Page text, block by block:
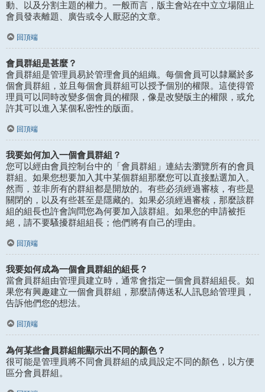
動、以及分割主題的權力。一般而言，版主會站在中立立場阻止
會員發表離題、廣告或令人厭惡的文章。
回頂端
會員群組是甚麼？
會員群組是管理員易於管理會員的組織。每個會員可以隸屬於多
個會員群組，並且每個會員群組可以授予個別的權限。這使得管
理員可以同時改變多個會員的權限，像是改變版主的權限，或允
許其可以進入某個私密性的版面。
回頂端
我要如何加入一個會員群組？
您可以經由會員控制台中的「會員群組」連結去瀏覽所有的會員
群組。如果您想要加入其中某個群組那麼您可以直接點選加入。
然而，並非所有的群組都是開放的。有些必須經過審核，有些是
關閉的，以及有些甚至是隱藏的。如果必須經過審核，那麼該群
組的組長也許會詢問您為何要加入該群組。如果您的申請被拒
絕，請不要騷擾群組組長；他們將有自己的理由。
回頂端
我要如何成為一個會員群組的組長？
當會員群組由管理員建立時，通常會指定一個會員群組組長。如
果您有興趣建立一個會員群組，那麼請傳送私人訊息給管理員，
告訴他們您的想法。
回頂端
為何某些會員群組能顯示出不同的顏色？
很可能是管理員將不同會員群組的成員設定不同的顏色，以方便
區分會員群組。